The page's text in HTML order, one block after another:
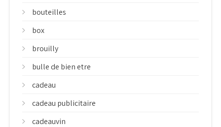
bouteilles
box
brouilly
bulle de bien etre
cadeau
cadeau publicitaire
cadeauvin